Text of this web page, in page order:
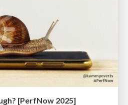
[PerfNow 2025]